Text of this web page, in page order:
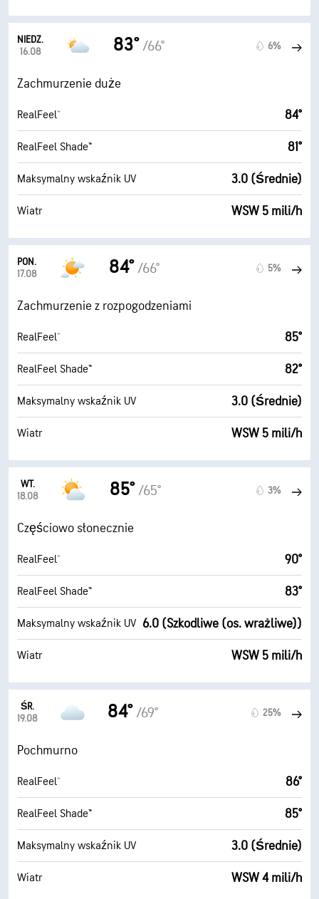
NIEDZ.
16.08
83° /66° 6%
Zachmurzenie duże
RealFeel® 84°
RealFeel Shade™ 81°
Maksymalny wskaźnik UV 3.0 (Średnie)
Wiatr WSW 5 mili/h
PON.
17.08
84° /66° 5%
Zachmurzenie z rozpogodzeniami
RealFeel® 85°
RealFeel Shade™ 82°
Maksymalny wskaźnik UV 3.0 (Średnie)
Wiatr WSW 5 mili/h
WT.
18.08
85° /65° 3%
Częściowo słonecznie
RealFeel® 90°
RealFeel Shade™ 83°
Maksymalny wskaźnik UV 6.0 (Szkodliwe (os. wrażliwe))
Wiatr WSW 5 mili/h
ŚR.
19.08
84° /69° 25%
Pochmurno
RealFeel® 86°
RealFeel Shade™ 85°
Maksymalny wskaźnik UV 3.0 (Średnie)
Wiatr WSW 4 mili/h